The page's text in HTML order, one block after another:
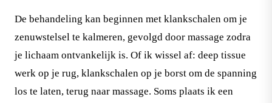
De behandeling kan beginnen met klankschalen om je
zenuwstelsel te kalmeren, gevolgd door massage zodra
je lichaam ontvankelijk is. Of ik wissel af: deep tissue
werk op je rug, klankschalen op je borst om de spanning
los te laten, terug naar massage. Soms plaats ik een